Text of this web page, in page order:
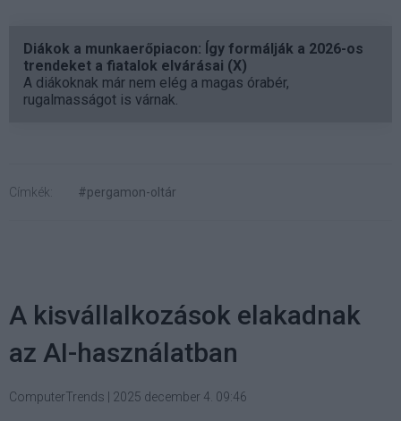
Diákok a munkaerőpiacon: Így formálják a 2026-os
trendeket a fiatalok elvárásai (X)
A diákoknak már nem elég a magas órabér,
rugalmasságot is várnak.
Címkék: #pergamon-oltár
A kisvállalkozások elakadnak
az AI-használatban
ComputerTrends 2025 december 4. 09:46